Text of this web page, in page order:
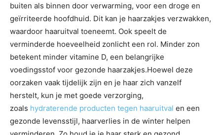
buiten als binnen door verwarming, voor een droge en
geïrriteerde hoofdhuid. Dit kan je haarzakjes verzwakken,
waardoor haaruitval toeneemt. Ook speelt de
verminderde hoeveelheid zonlicht een rol. Minder zon
betekent minder vitamine D, een belangrijke
voedingsstof voor gezonde haarzakjes.Hoewel deze
oorzaken vaak tijdelijk zijn en je haar zich vanzelf
herstelt, kun je met goede verzorging,
zoals hydraterende producten tegen haaruitval en een
gezonde levensstijl, haarverlies in de winter helpen